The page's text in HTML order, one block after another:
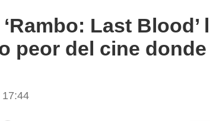
‘Rambo: Last
peor del cine